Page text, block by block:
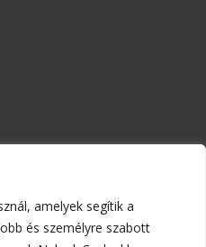
amelyek segítik a
és személyre szabott